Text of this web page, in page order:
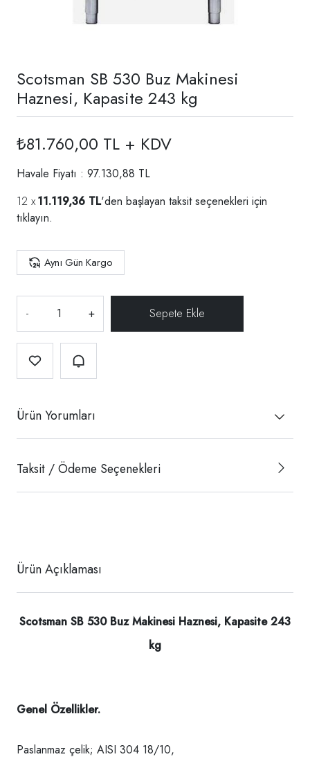
Scotsman SB 530 Buz Makinesi
Haznesi, Kapasite 243 kg
₺81.760,00 TL + KDV
Havale Fiyatı : 97.130,88 TL
11.119,36 TL'den başlayan taksit seçenekleri için
tıklayın.
Aynı Gün Kargo
- +
Ürün Yorumları
Taksit / Ödeme Seçenekleri
Ürün Açıklaması
Scotsman SB 530 Buz Makinesi Haznesi, Kapasite 243
kg
Genel Özellikler.
Paslanmaz çelik; AISI 304 18/10,